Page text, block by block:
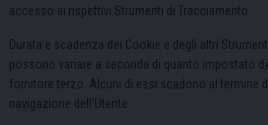
accesso ai rispettivi Strumenti di Tracciamento.
Durata e scadenza dei Cookie e degli altri
possono variare a seconda di quanto impostato
fornitore terzo. Alcuni di essi scadono al termine
navigazione dell’Utente.